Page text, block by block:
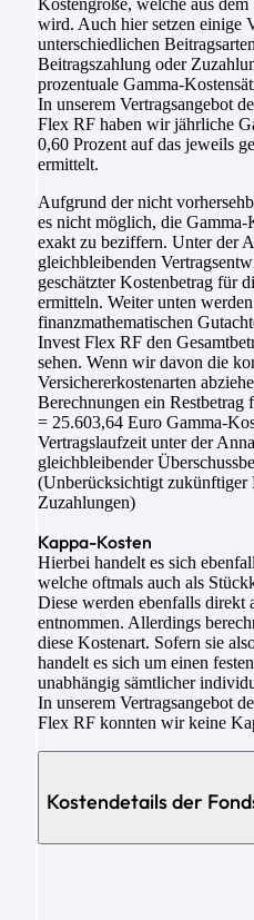
wird. Auch hier setzen einige
unterschiedlichen
Beitragszahlung oder
prozentuale Gamma-
In unserem Vertragsangebot
Flex RF haben wir jährliche
0,60 Prozent auf das jeweils
ermittelt.
Aufgrund der nicht
es nicht möglich, die Gamma-
exakt zu beziffern. Unter der
gleichbleibenden
geschätzter Kostenbetrag für
ermitteln. Weiter unten
finanzmathematischen
Invest Flex RF den
sehen. Wenn wir davon die
Versichererkostenarten
Berechnungen ein Restbetrag
= 25.603,64 Euro Gamma-
Vertragslaufzeit unter der
gleichbleibender
(Unberücksichtigt zukünftiger
Zuzahlungen)
Kappa-Kosten
Hierbei handelt es sich
welche oftmals auch als
Diese werden ebenfalls direkt
entnommen. Allerdings
diese Kostenart. Sofern sie
handelt es sich um einen
unabhängig sämtlicher
In unserem Vertragsangebot
Flex RF konnten wir keine
Kostendetails der